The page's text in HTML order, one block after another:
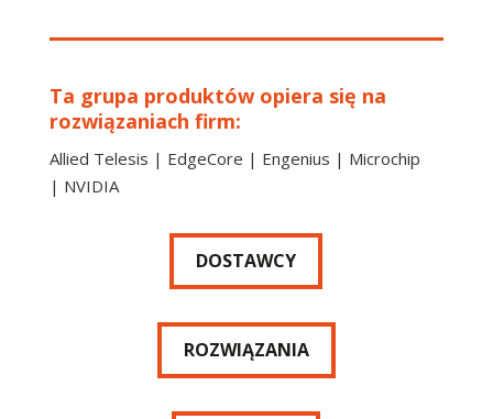
Ta grupa produktów opiera się na
rozwiązaniach firm:
Allied Telesis | EdgeCore | Engenius | Microchip
| NVIDIA
DOSTAWCY
ROZWIĄZANIA